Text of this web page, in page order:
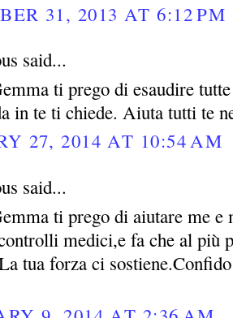
31, 2013 AT 6:12 PM
said...
ti prego di esaudire
in te ti chiede. Aiuta tutti te
27, 2014 AT 10:54 AM
said...
ti prego di aiutare me e
medici,e fa che al più
tua forza ci